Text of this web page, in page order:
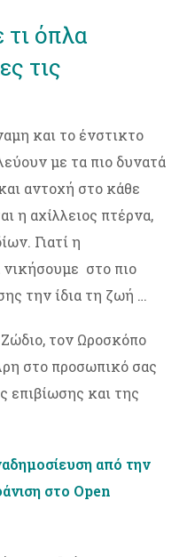
όπλα
τις
και το ένστικτο
με τα πιο δυνατά
αντοχή στο κάθε
η αχίλλειος πτέρνα,
Γιατί η
στο πιο
την ίδια τη ζωή …
τον Ωροσκόπο
στο προσωπικό σας
επιβίωσης και της
από την
στο Open